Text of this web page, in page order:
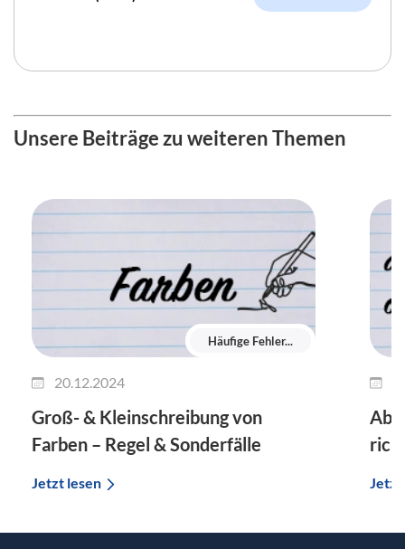
Unsere Beiträge zu weiteren Themen
Häufige Fehler...
20.12.2024
Groß- & Kleinschreibung von
Farben – Regel & Sonderfälle
Jetzt lesen
Ab